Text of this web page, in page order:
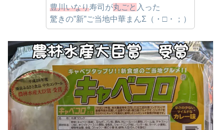
豊川いなり寿司が丸ごと 入った
驚きの”新”ご当地中華まんΣ（・□・；）